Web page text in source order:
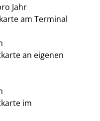
Jahr
am Terminal
an eigenen
im